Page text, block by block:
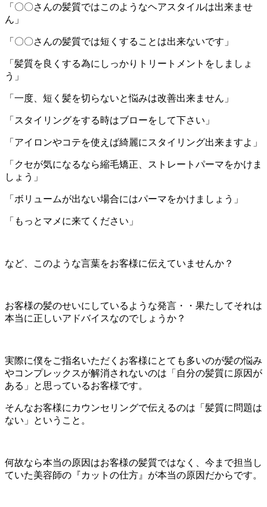
「〇〇さんの髪質ではこのようなヘアスタイルは出来ませ
ん」
「〇〇さんの髪質では短くすることは出来ないです」
「髪質を良くする為にしっかりトリートメントをしましょ
う」
「一度、短く髪を切らないと悩みは改善出来ません」
「スタイリングをする時はブローをして下さい」
「アイロンやコテを使えば綺麗にスタイリング出来ますよ」
「クセが気になるなら縮毛矯正、ストレートパーマをかけま
しょう」
「ボリュームが出ない場合にはパーマをかけましょう」
「もっとマメに来てください」
など、このような言葉をお客様に伝えていませんか？
お客様の髪のせいにしているような発言・・果たしてそれは
本当に正しいアドバイスなのでしょうか？
実際に僕をご指名いただくお客様にとても多いのが髪の悩み
やコンプレックスが解消されないのは「自分の髪質に原因が
ある」と思っているお客様です。
そんなお客様にカウンセリングで伝えるのは「髪質に問題は
ない」ということ。
何故なら本当の原因はお客様の髪質ではなく、今まで担当し
ていた美容師の『カットの仕方』が本当の原因だからです。